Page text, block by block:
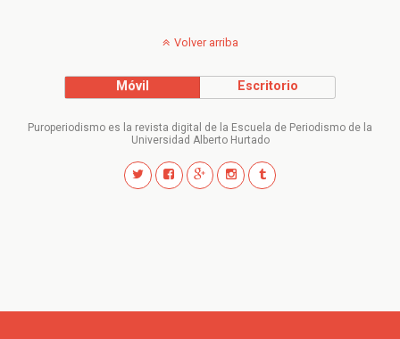
Volver arriba
Móvil Escritorio
Puroperiodismo es la revista digital de la Escuela de Periodismo de la
Universidad Alberto Hurtado